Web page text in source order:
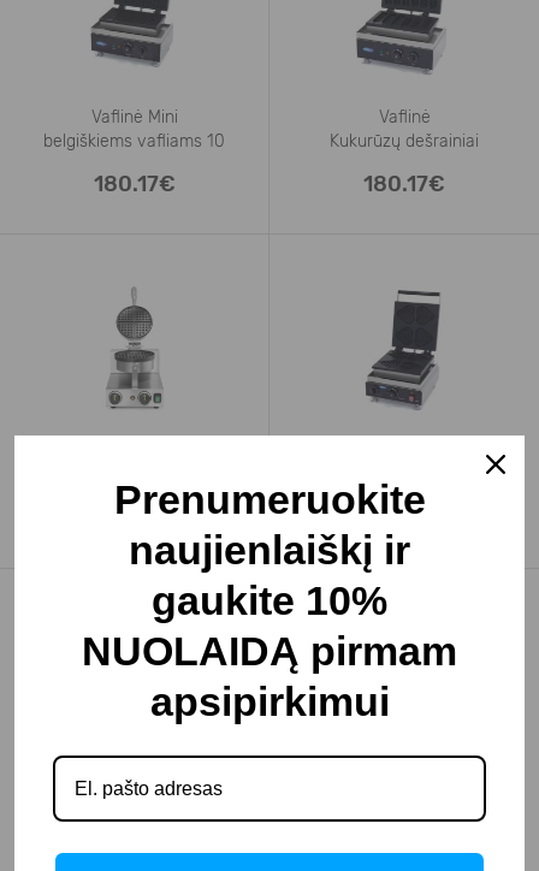
Vaflinė Mini
belgiškiems vafliams 10
180.17€
Vaflinė
Kukurūzų dešrainiai
180.17€
189.26€ 209.92€
Vaflinė
Belgiškiems vafliams
219.83€
formos vafliams gaminti
309.92€
Prenumeruokite
naujienlaiškį ir
gaukite 10%
NUOLAIDĄ pirmam
apsipirkimui